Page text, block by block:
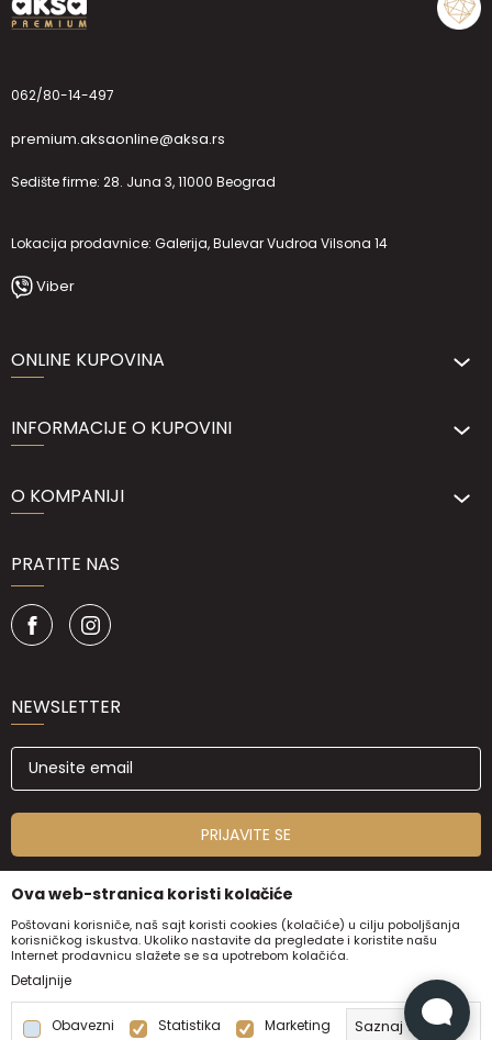
062/80-14-497
premium.aksaonline@aksa.rs
Sedište firme: 28. Juna 3, 11000 Beograd
Lokacija prodavnice: Galerija, Bulevar Vudroa Vilsona 14
Viber
ONLINE KUPOVINA
INFORMACIJE O KUPOVINI
O KOMPANIJI
PRATITE NAS
NEWSLETTER
PRIJAVITE SE
Ova web-stranica koristi kolačiće
Poštovani korisniče, naš sajt koristi cookies (kolačiće) u cilju poboljšanja
korisničkog iskustva. Ukoliko nastavite da pregledate i koristite našu
Internet prodavnicu slažete se sa upotrebom kolačića.
Detaljnije
Obavezni Statistika Marketing Saznaj više